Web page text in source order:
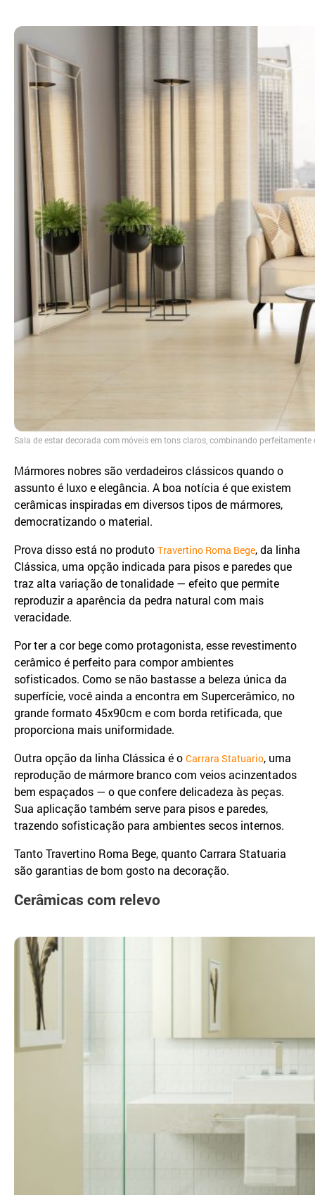
Sala de estar decorada com móveis em tons claros, combinando
Mármores nobres são verdadeiros clássicos quando o
assunto é luxo e elegância. A boa notícia é que existem
cerâmicas inspiradas em diversos tipos de mármores,
democratizando o material.
Prova disso está no produto Travertino Roma Bege, da linha
Clássica, uma opção indicada para pisos e paredes que
traz alta variação de tonalidade — efeito que permite
reproduzir a aparência da pedra natural com mais
veracidade.
Por ter a cor bege como protagonista, esse revestimento
cerâmico é perfeito para compor ambientes
sofisticados. Como se não bastasse a beleza única da
superfície, você ainda a encontra em Supercerâmico, no
grande formato 45x90cm e com borda retificada, que
proporciona mais uniformidade.
Outra opção da linha Clássica é o Carrara Statuario, uma
reprodução de mármore branco com veios acinzentados
bem espaçados — o que confere delicadeza às peças.
Sua aplicação também serve para pisos e paredes,
trazendo sofisticação para ambientes secos internos.
Tanto Travertino Roma Bege, quanto Carrara Statuaria
são garantias de bom gosto na decoração.
Cerâmicas com relevo